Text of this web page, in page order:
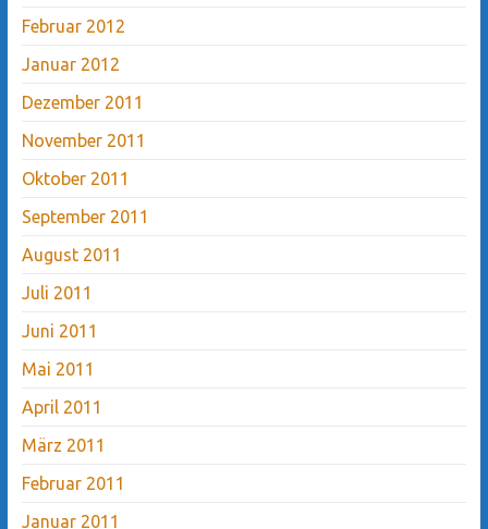
Februar 2012
Januar 2012
Dezember 2011
November 2011
Oktober 2011
September 2011
August 2011
Juli 2011
Juni 2011
Mai 2011
April 2011
März 2011
Februar 2011
Januar 2011